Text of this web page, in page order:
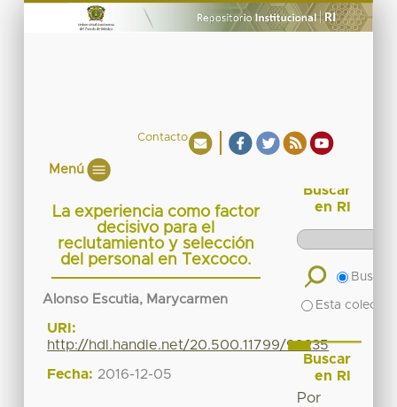
Contacto
Menú
La experiencia como factor
decisivo para el
reclutamiento y selección
del personal en Texcoco.
Alonso Escutia, Marycarmen
URI:
http://hdl.handle.net/20.500.11799/99235
Fecha: 2016-12-05
Buscar
en RI
Buscar
Esta
Buscar
en RI
Por